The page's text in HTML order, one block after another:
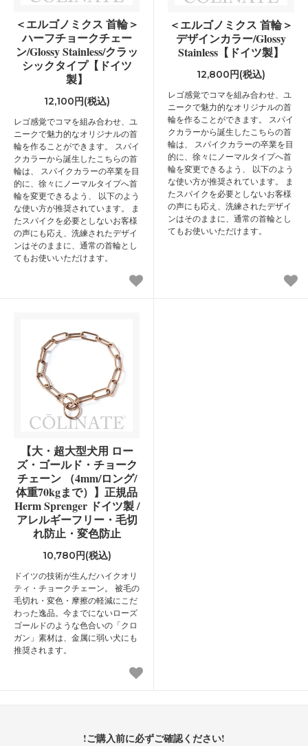
＜エルゴノミクス 首輪＞
ハーフチョークチェー
ン/Glossy Stainless/クラッ
シックタイプ【ドイツ
製】
12,100円(税込)
レゴ感覚でコマを組み合わせ、ユ
ニークで魅力的なオリジナルの首
輪を作ることができます。 スパイ
クカラーから誕生したこちらの首
輪は、 スパイクカラーの卒業を目
的に、徐々にノーマルタイプへ首
輪を変更できるよう、 以下のよう
な使い方が推奨されています。 ま
たスパイクを必要としないお客様
の声にも応え、洗練されたデザイ
ンはそのままに、通常の首輪とし
てもお使いいただけます。
＜エルゴノミクス 首輪＞
デザインカラー/Glossy
Stainless【ドイツ製】
12,800円(税込)
レゴ感覚でコマを組み合わせ、ユ
ニークで魅力的なオリジナルの首
輪を作ることができます。 スパイ
クカラーから誕生したこちらの首
輪は、 スパイクカラーの卒業を目
的に、徐々にノーマルタイプへ首
輪を変更できるよう、 以下のよう
な使い方が推奨されています。 ま
たスパイクを必要としないお客様
の声にも応え、洗練されたデザイ
ンはそのままに、通常の首輪とし
てもお使いいただけます。
【大・超大型犬用 ロー
ズ・ゴールド・チョーク
チェーン （4mm/ロング/
体重70kgまで）】正規品
Herm Sprenger ドイツ製 /
アレルギーフリー・毛切
れ防止・変色防止
10,780円(税込)
ドイツの技術が生んだハイクオリ
ティ・チョークチェーン。 被毛の
毛切れ・変色・摩擦の軽減にこだ
わった逸品。今までにないローズ
ゴールドのような色合いの「クロ
ガン」素材は、金属に弱い犬にも
推奨されます。
!ご購入前に必ずご確認ください!